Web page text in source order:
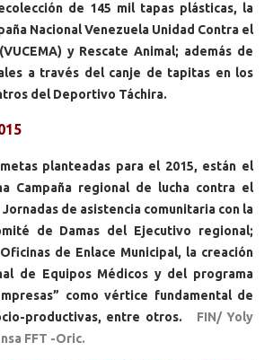
de 145 mil tapas plásticas, la
Nacional Venezuela Unidad Contra el
y Rescate Animal; además de
a través del canje de tapitas en los
del Deportivo Táchira.
planteadas para el 2015, están el
Campaña regional de lucha contra el
Jornadas de asistencia comunitaria con la
de Damas del Ejecutivo regional;
de Enlace Municipal, la creación
de Equipos Médicos y del programa
como vértice fundamental de
productivas, entre otros.
FIN/ Yoly
FFT -Oric.